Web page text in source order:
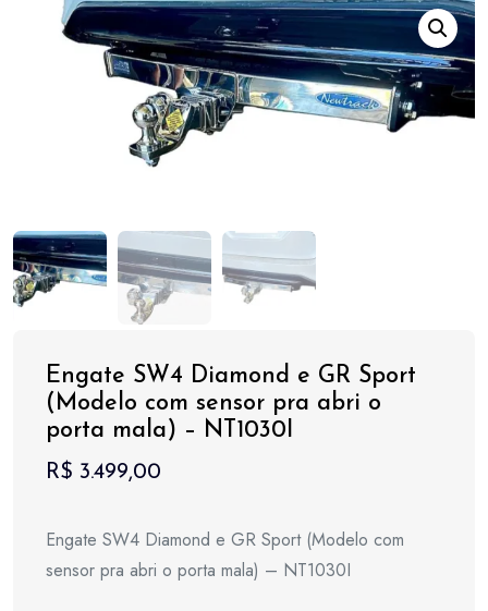
Engate SW4 Diamond e GR Sport
(Modelo com sensor pra abri o
porta mala) – NT1030I
R$ 3.499,00
Engate SW4 Diamond e GR Sport (Modelo com
sensor pra abri o porta mala) – NT1030I